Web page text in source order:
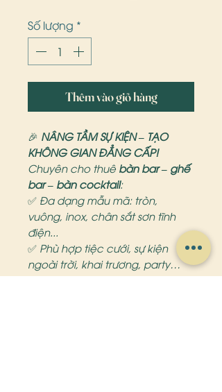
Số lượng *
Thêm vào giỏ hàng
🎉 NÂNG TẦM SỰ KIỆN – TẠO
KHÔNG GIAN ĐẲNG CẤP!
Chuyên cho thuê bàn bar – ghế
bar – bàn cocktail:
✅ Đa dạng mẫu mã: tròn,
vuông, inox, chân sắt sơn tĩnh
điện...
✅ Phù hợp tiệc cưới, sự kiện
ngoài trời, khai trương, party…
✅ Setup nhanh gọn – Giao tận